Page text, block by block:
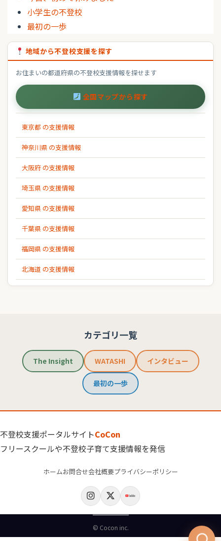
小学生の不登校
最初の一歩
地域から不登校支援を探す
お住まいの都道府県の不登校支援情報を探せます
全国マップから探す
東京都 の支援情報
神奈川県 の支援情報
大阪府 の支援情報
埼玉県 の支援情報
愛知県 の支援情報
千葉県 の支援情報
福岡県 の支援情報
北海道 の支援情報
カテゴリ一覧
The Insight WATASHI インタビュー
最初の一歩
不登校支援ポータルサイトCoCon
フリースクールや不登校子育て支援情報を発信
ホームお問合せ会社概要プライバシーポリシー
© Cocon inc.